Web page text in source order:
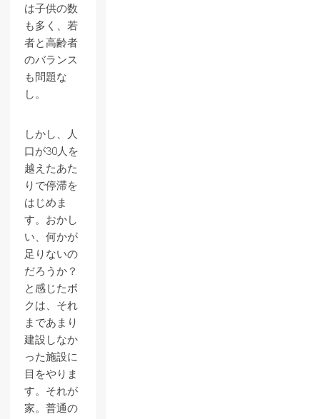
は子供の数
も多く、若
者と高齢者
のバランス
も問題な
し。
しかし、人
口が30人を
越えたあた
りで停滞を
はじめま
す。おかし
い、何かが
足りないの
だろうか？
と感じたボ
クは、それ
まであまり
建設しなか
った施設に
目をやりま
す。それが
家。普通の